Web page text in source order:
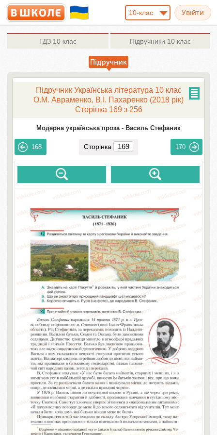
10-клас
ГДЗ 10 клас Підручники 10 клас
Підручник Українська література 10 клас
О.М. Авраменко, В.І. Пахаренко (2018 рік)
Сторінка 169 з 256
Модерна українська проза - Василь Стефаник
168 Сторінка 170